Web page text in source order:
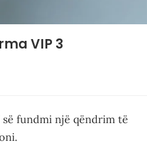
VIP 3
së fundmi një qëndrim të